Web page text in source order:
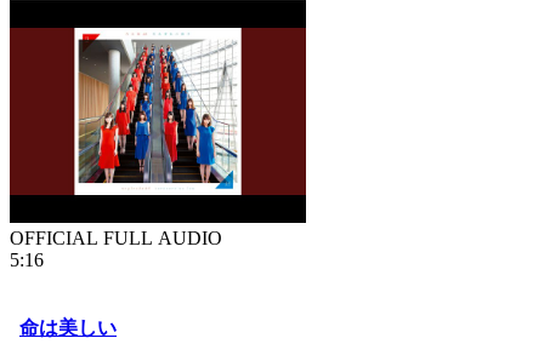
OFFICIAL FULL AUDIO
5:16
命は美しい